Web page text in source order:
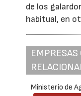
de los
habitual, en
Ministerio de